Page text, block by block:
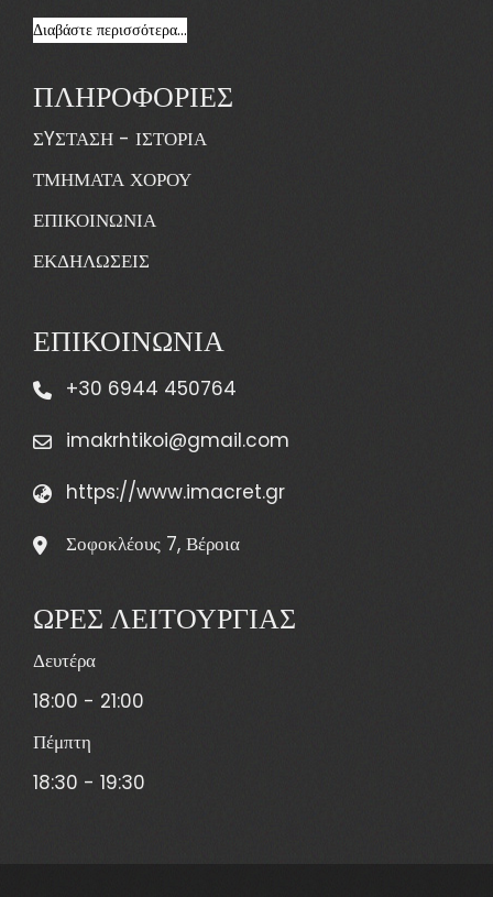
Διαβάστε περισσότερα...
ΠΛΗΡΟΦΟΡΙΕΣ
ΣYΣΤΑΣΗ - ΙΣΤΟΡΙΑ
ΤΜΗΜΑΤΑ ΧΟΡΟΥ
ΕΠΙΚΟΙΝΩΝΙΑ
ΕΚΔΗΛΩΣΕΙΣ
ΕΠΙΚΟΙΝΩΝΙΑ
+30 6944 450764
imakrhtikoi@gmail.com
https://www.imacret.gr
Σοφοκλέους 7, Βέροια
ΩΡΕΣ ΛΕΙΤΟΥΡΓΙΑΣ
Δευτέρα
18:00 - 21:00
Πέμπτη
18:30 - 19:30